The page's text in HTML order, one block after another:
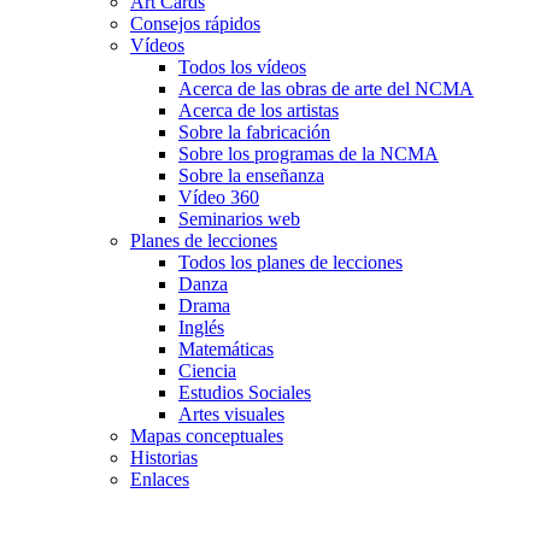
Consejos rápidos
Vídeos
Todos los vídeos
Acerca de las obras de arte del NCMA
Acerca de los artistas
Sobre la fabricación
Sobre los programas de la NCMA
Sobre la enseñanza
Vídeo 360
Seminarios web
Planes de lecciones
Todos los planes de lecciones
Danza
Drama
Inglés
Matemáticas
Ciencia
Estudios Sociales
Artes visuales
Mapas conceptuales
Historias
Enlaces